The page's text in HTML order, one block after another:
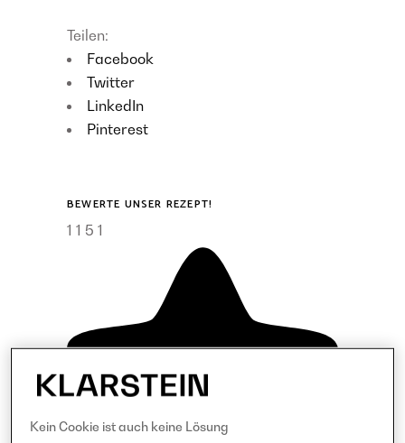
Teilen:
Facebook
Twitter
LinkedIn
Pinterest
BEWERTE UNSER REZEPT!
1 1 5 1
Kein Cookie ist auch keine Lösung